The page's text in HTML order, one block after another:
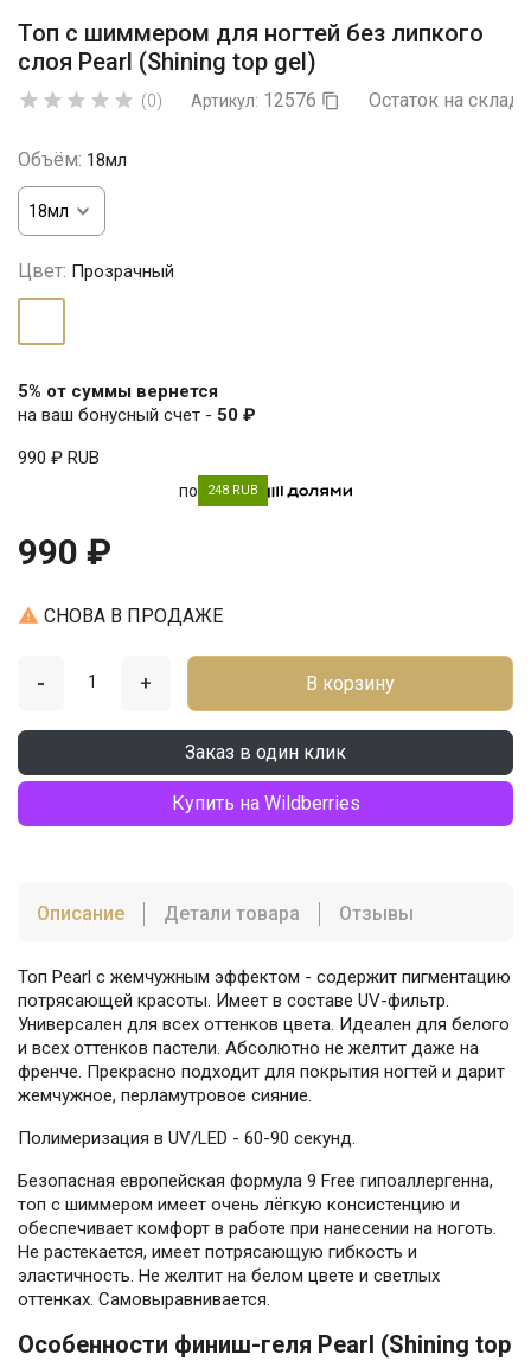
Топ с шиммером для ногтей без липкого
слоя Pearl (Shining top gel)
     (0) Артикул: 12576  Остаток на
Объём: 18мл
Цвет: Прозрачный
5% от суммы вернется
на ваш бонусный счет - 50 ₽
990 ₽ RUB
по 248 RUB
990 ₽
 СНОВА В ПРОДАЖЕ
- + В корзину
Заказ в один клик
Купить на Wildberries
Описание Детали товара Отзывы
Топ Pearl с жемчужным эффектом - содержит пигментацию
потрясающей красоты. Имеет в составе UV-фильтр.
Универсален для всех оттенков цвета. Идеален для белого
и всех оттенков пастели. Абсолютно не желтит даже на
френче. Прекрасно подходит для покрытия ногтей и дарит
жемчужное, перламутровое сияние.
Полимеризация в UV/LED - 60-90 секунд.
Безопасная европейская формула 9 Free гипоаллергенна,
топ с шиммером имеет очень лёгкую консистенцию и
обеспечивает комфорт в работе при нанесении на ноготь.
Не растекается, имеет потрясающую гибкость и
эластичность. Не желтит на белом цвете и светлых
оттенках. Самовыравнивается.
Особенности финиш-геля Pearl (Shining top